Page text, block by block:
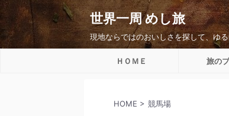
世界一周 めし旅
現地ならではのおいしさを探して、ゆ
ＨＯＭＥ 旅の
HOME > 競馬場